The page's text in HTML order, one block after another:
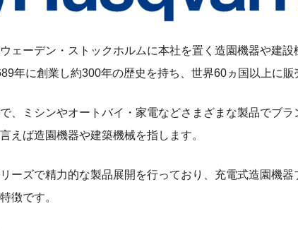
ェーデン・ストックホルムに本社を置く造園機器や建設
年に創業し約300年の歴史を持ち、世界60ヵ国以上に販
、ミシンやオートバイ・家電などさまざまな製品でブラ
えば造園機器や建築機械を指します。
ーズで精力的な製品展開を行っており、充電式造園機器
徴です。